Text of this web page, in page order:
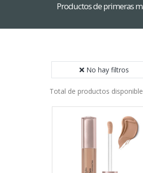
Productos de primeras
No hay filtros
Total de productos